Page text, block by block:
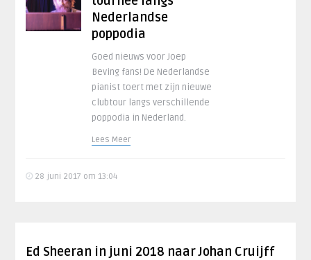
Nederlandse
poppodia
Goed nieuws voor Joep
Beving fans! De Nederlandse
pianist toert met zijn nieuwe
clubtour langs verschillende
poppodia in Nederland.
Lees Meer
28 juni 2017 om 13:04
Ed Sheeran in juni 2018 naar Johan Cruijff